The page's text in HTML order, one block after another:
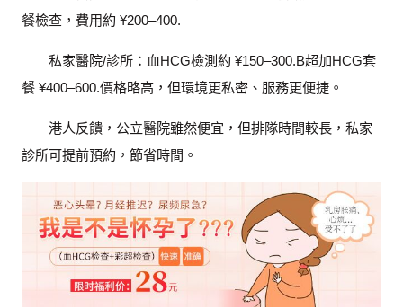
餐檢查，費用約 ¥200–400.
私家醫院/診所：血HCG檢測約 ¥150–300.B超加HCG套
餐 ¥400–600.價格略高，但環境更私密、服務更便捷。
港人反饋，公立醫院雖然便宜，但排隊時間較長，私家
診所可提前預約，節省時間。